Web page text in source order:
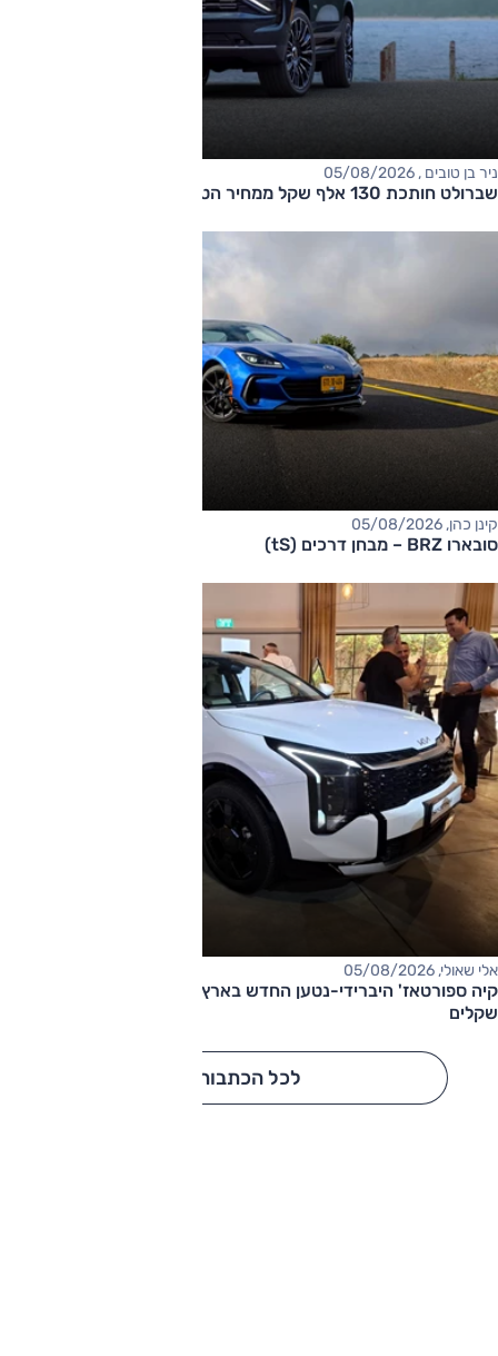
ניר בן טובים , 05/08/2026
שברולט חותכת 130 אלף שקל ממחיר הטאהו
קינן כהן, 05/08/2026
סובארו BRZ – מבחן דרכים (tS)
אלי שאולי, 05/08/2026
שקלים
לכל הכתבות